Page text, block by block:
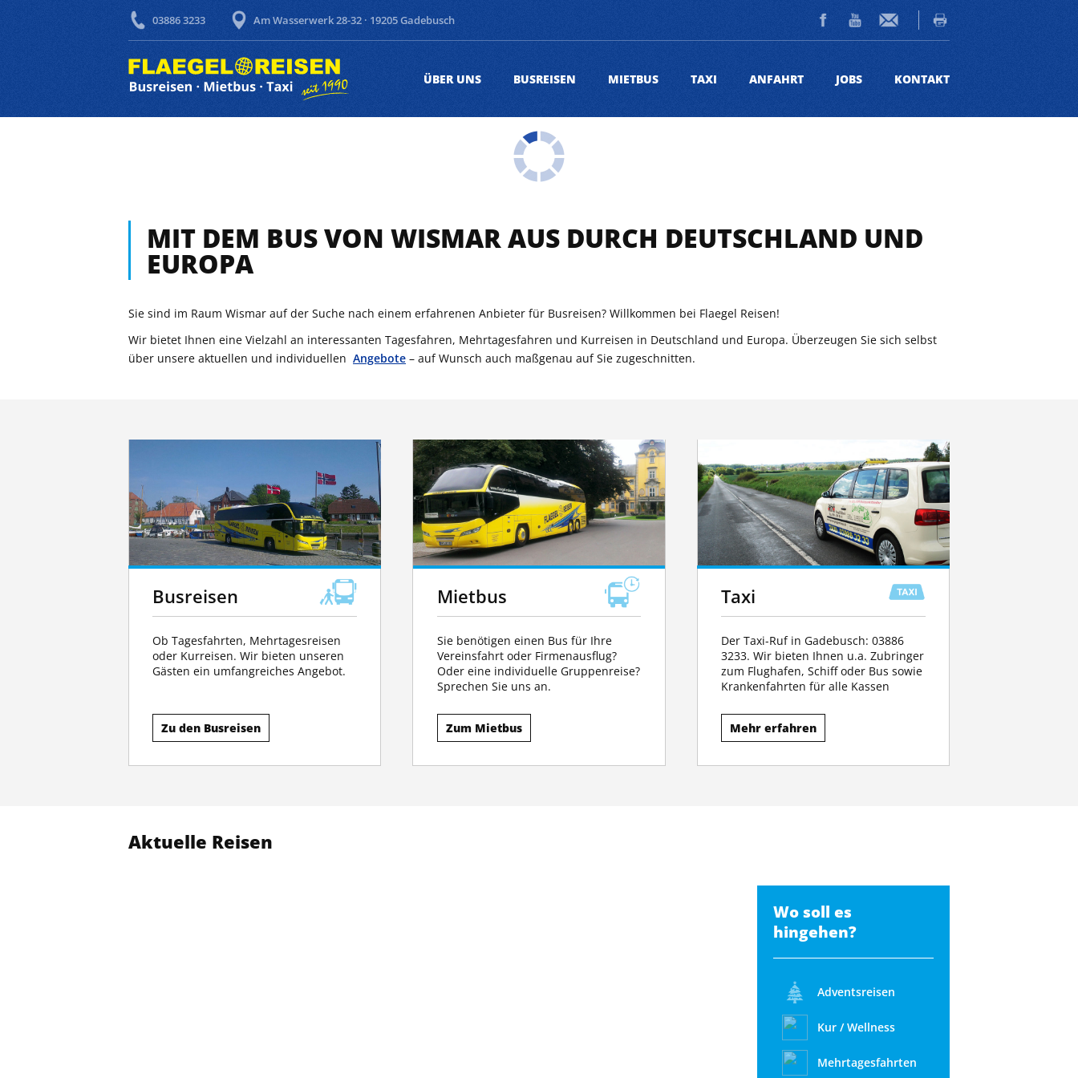
03886 3233 Am Wasserwerk 28-32 · 19205 Gadebusch
ÜBER UNS BUSREISEN MIETBUS TAXI ANFAHRT JOBS KONTAKT
MIT DEM BUS VON WISMAR AUS DURCH DEUTSCHLAND UND
EUROPA
Sie sind im Raum Wismar auf der Suche nach einem erfahrenen Anbieter für Busreisen? Willkommen bei Flaegel Reisen!
Wir bietet Ihnen eine Vielzahl an interessanten Tagesfahren, Mehrtagesfahren und Kurreisen in Deutschland und Europa. Überzeugen Sie sich selbst
über unsere aktuellen und individuellen Angebote – auf Wunsch auch maßgenau auf Sie zugeschnitten.
Busreisen
Ob Tagesfahrten, Mehrtagesreisen
oder Kurreisen. Wir bieten unseren
Gästen ein umfangreiches Angebot.
Zu den Busreisen
Mietbus
Sie benötigen einen Bus für Ihre
Vereinsfahrt oder Firmenausflug?
Oder eine individuelle Gruppenreise?
Sprechen Sie uns an.
Zum Mietbus
Taxi
Der Taxi-Ruf in Gadebusch: 03886
3233. Wir bieten Ihnen u.a. Zubringer
zum Flughafen, Schiff oder Bus sowie
Krankenfahrten für alle Kassen
Mehr erfahren
Aktuelle Reisen
Wo soll es
hingehen?
Adventsreisen
Kur / Wellness
Mehrtagesfahrten